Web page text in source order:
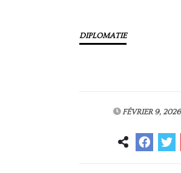
DIPLOMATIE
FÉVRIER 9, 2026